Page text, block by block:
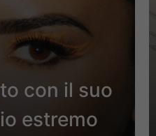
con il suo
estremo